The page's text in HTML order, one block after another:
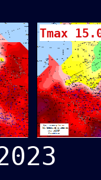
Tmax